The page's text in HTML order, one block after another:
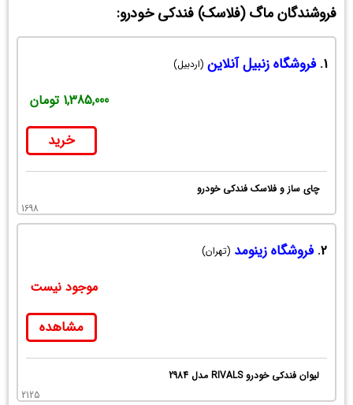
فروشندگان ماگ (فلاسک) فندکی خودرو:
1. فروشگاه زنبیل آنلاین (اردبیل)
1,385,000 تومان
خرید
چای ساز و فلاسک فندكی خودرو
1698
2. فروشگاه زینومد (تهران)
موجود نیست
مشاهده
لیوان فندکی خودرو RIVALS مدل 2984
2125